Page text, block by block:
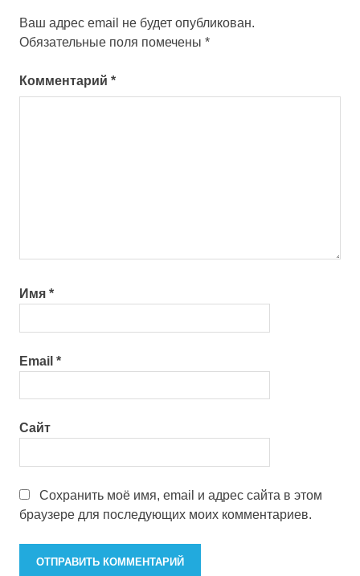
Ваш адрес email не будет опубликован.
Обязательные поля помечены *
Комментарий *
Имя *
Email *
Сайт
Сохранить моё имя, email и адрес сайта в этом
браузере для последующих моих комментариев.